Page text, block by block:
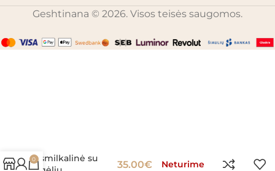
Geshtinana © 2026. Visos teisės saugomos.
smilkalinė su
35.00€ Neturime
0